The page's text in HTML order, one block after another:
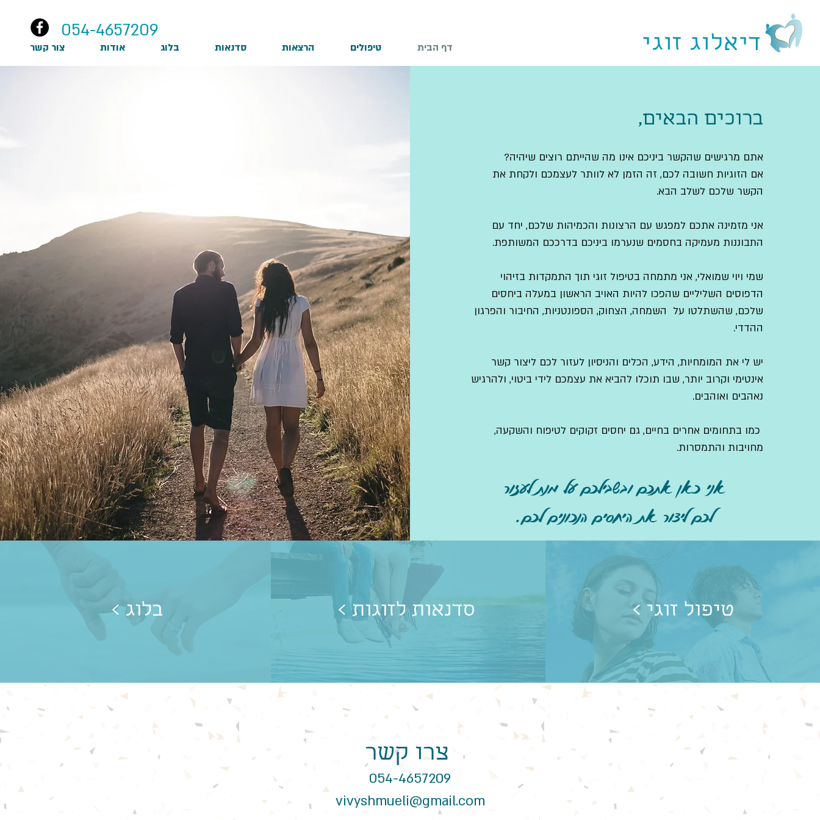
דף הבית טיפולים הרצאות סדנאות בלוג אודות צור קשר
054-4657209
דיאלוג זוגי
ברוכים הבאים,
אתם מרגישים שהקשר ביניכם אינו מה שהייתם רוצים שיהיה?
אם הזוגיות חשובה לכם, זה הזמן לא לוותר לעצמכם ולקחת את
הקשר שלכם לשלב הבא.
אני מזמינה אתכם למפגש עם הרצונות והכמיהות שלכם, יחד עם
התבוננות מעמיקה בחסמים שנערמו ביניכם בדרככם המשותפת.
שמי ויוי שמואלי, אני מתמחה בטיפול זוגי תוך התמקדות בזיהוי
הדפוסים השליליים שהפכו להיות האויב הראשון במעלה ביחסים
שלכם, שהשתלטו על השמחה, הצחוק, הספונטניות, החיבור והפרגון
ההדדי.
יש לי את המומחיות, הידע, הכלים והניסיון לעזור לכם ליצור קשר
אינטימי וקרוב יותר, שבו תוכלו להביא את עצמכם לידי ביטוי, ולהרגיש
נאהבים ואוהבים.
כמו בתחומים אחרים בחיים, גם יחסים זקוקים לטיפוח והשקעה,
מחויבות והתמסרות.
אני כאן אתכם ובשבילכם על מנת לעזור
לכם ליצור את היחסים הנכונים לכם.
< בלוג < טיפול זוגי
054-4657209
vivyshmueli@gmail.com